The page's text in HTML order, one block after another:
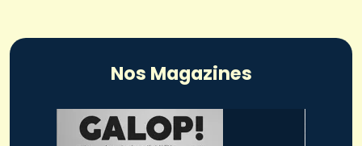
Nos Magazines